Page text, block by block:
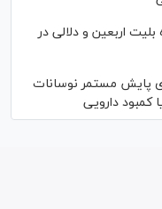
اربعین و دلالی در
پایش مستمر نوسانات
کمبود دارویی